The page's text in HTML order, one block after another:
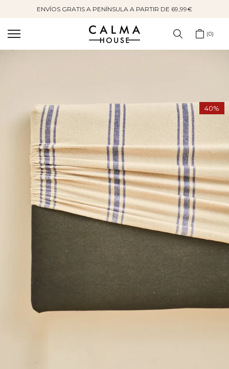
contenido
ENVÍOS GRATIS A PENÍNSULA A PARTIR DE 69,99€
0
40%